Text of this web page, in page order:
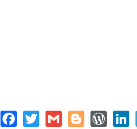
WhatsApp
Facebook
Twitter
Gmail